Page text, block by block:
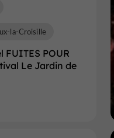
FUITES POUR
Le Jardin de
la-Croisille